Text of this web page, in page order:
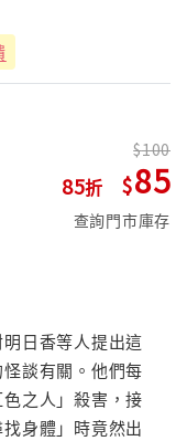
85
100
85
查詢門市庫存
明日香等人提出這
談有關。他們每
之人」殺害，接
身體」時竟然出